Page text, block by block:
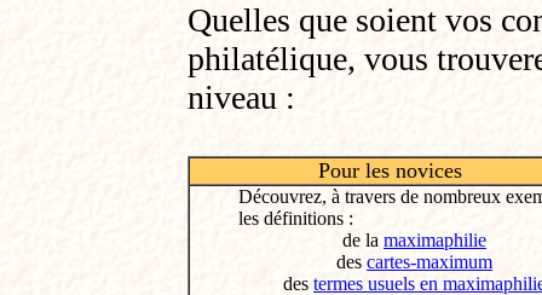
Quelles que soient vos
philatélique, vous
niveau :
Pour les novices
Découvrez, à travers de nombreux
les définitions :
de la maximaphilie
des cartes-maximum
des termes usuels en